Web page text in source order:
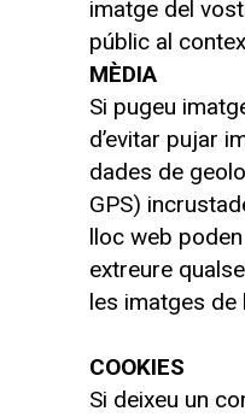
imatge del
públic al
MÈDIA
Si pugeu
d’evitar pujar
dades de
GPS)
lloc web
extreure
les imatges de
COOKIES
Si deixeu un